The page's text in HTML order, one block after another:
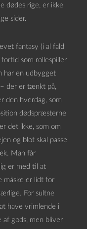
dødes rige, er ikke
sider.
fantasy (i al fald
som rollespiller
har en udbygget
– der er tænkt på,
den hverdag, som
dødspræsterne
det ikke, som om
og blot skal passe
Man får
er med til at
måske er lidt for
For sultne
have vrimlende i
af gods, men bliver